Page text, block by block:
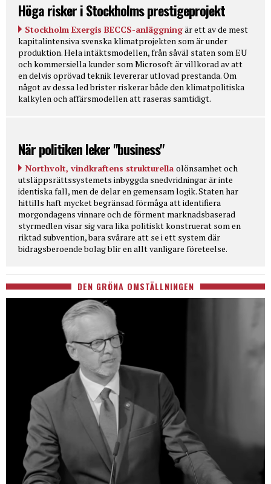
Höga risker i Stockholms prestigeprojekt
Stockholm Exergis BECCS-anläggningär ett av de mest
kapitalintensiva svenska klimatprojekten som är under
produktion. Hela intäktsmodellen, från såväl staten som EU
och kommersiella kunder som Microsoft är villkorad av att
en delvis oprövad teknik levererar utlovad prestanda. Om
något av dessa led brister riskerar både den klimatpolitiska
kalkylen och affärsmodellen att raseras samtidigt.
När politiken leker "business"
Northvolt, vindkraftens strukturella olönsamhet och
utsläppsrättssystemets inbyggda snedvridningar är inte
identiska fall, men de delar en gemensam logik. Staten har
hittills haft mycket begränsad förmåga att identifiera
morgondagens vinnare och de förment marknadsbaserad
styrmedlen visar sig vara lika politiskt konstruerat som en
riktad subvention, bara svårare att se i ett system där
bidragsberoende bolag blir en allt vanligare företeelse.
DEN GRÖNA OMSTÄLLNINGEN